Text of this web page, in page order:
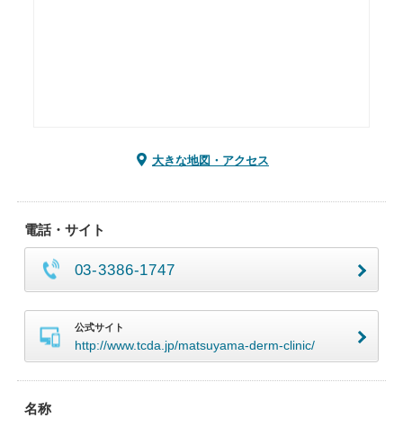
大きな地図・アクセス
電話・サイト
03-3386-1747
公式サイト
http://www.tcda.jp/matsuyama-derm-clinic/
名称